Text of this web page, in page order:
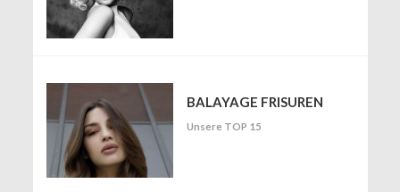
BALAYAGE FRISUREN
Unsere TOP 15